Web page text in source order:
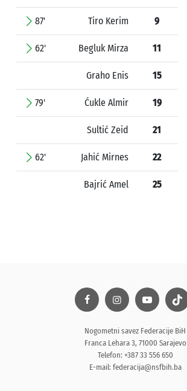
87' Tiro Kerim 9
62' Begluk Mirza 11
Graho Enis 15
79' Ćukle Almir 19
Sultić Zeid 21
62' Jahić Mirnes 22
Bajrić Amel 25
Nogometni savez Federacije BiH
Franca Lehara 3, 71000 Sarajevo
Telefon: +387 33 556 650
E-mail: federacija@nsfbih.ba